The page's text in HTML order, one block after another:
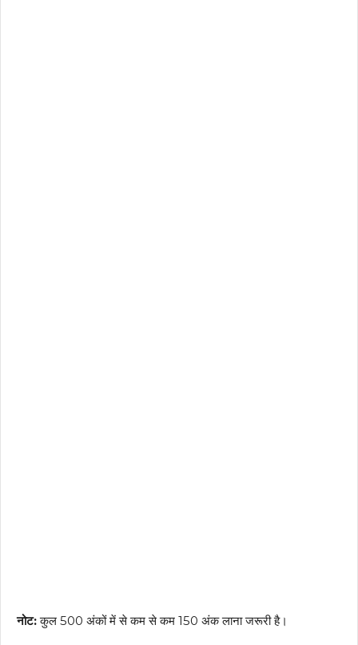
नोट:कुल 500 अंकों में से कम से कम 150 अंक लाना जरूरी है।